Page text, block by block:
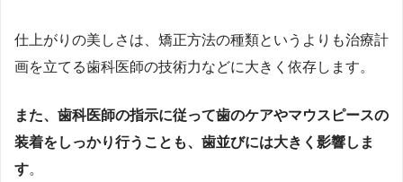
仕上がりの美しさは、矯正方法の種類というよりも治療計
画を立てる歯科医師の技術力などに大きく依存します。
また、歯科医師の指示に従って歯のケアやマウスピースの
装着をしっかり行うことも、歯並びには大きく影響しま
す。